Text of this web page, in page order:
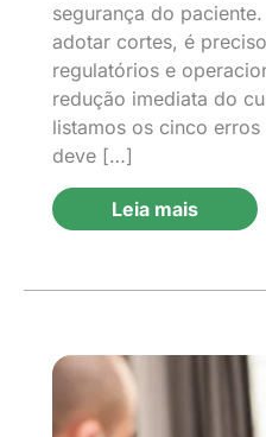
segurança do
adotar cortes, é
regulatórios e
redução imediata do
listamos os cinco
deve […]
Leia mais